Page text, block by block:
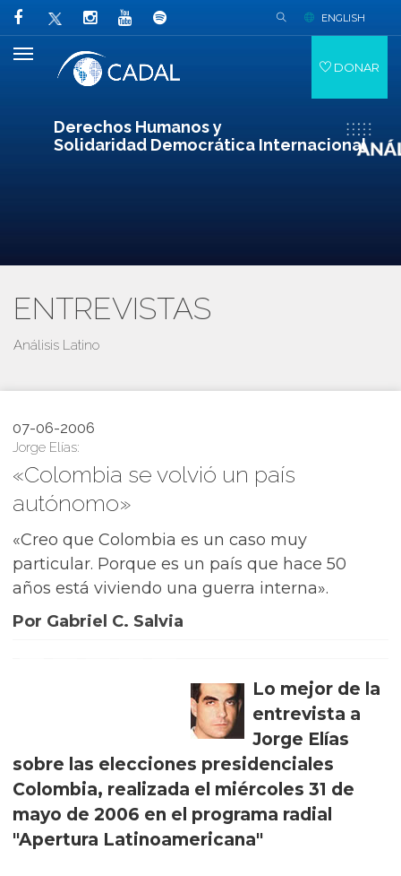
Derechos Humanos y
Solidaridad Democrática Internacional
ENGLISH
DONAR
ENTREVISTAS
Análisis Latino
07-06-2006
Jorge Elías:
«Colombia se volvió un país
autónomo»
«Creo que Colombia es un caso muy
particular. Porque es un país que hace 50
años está viviendo una guerra interna».
Por Gabriel C. Salvia
Lo mejor de la
entrevista a
Jorge Elías
sobre las elecciones presidenciales
Colombia, realizada el miércoles 31 de
mayo de 2006 en el programa radial
"Apertura Latinoamericana"